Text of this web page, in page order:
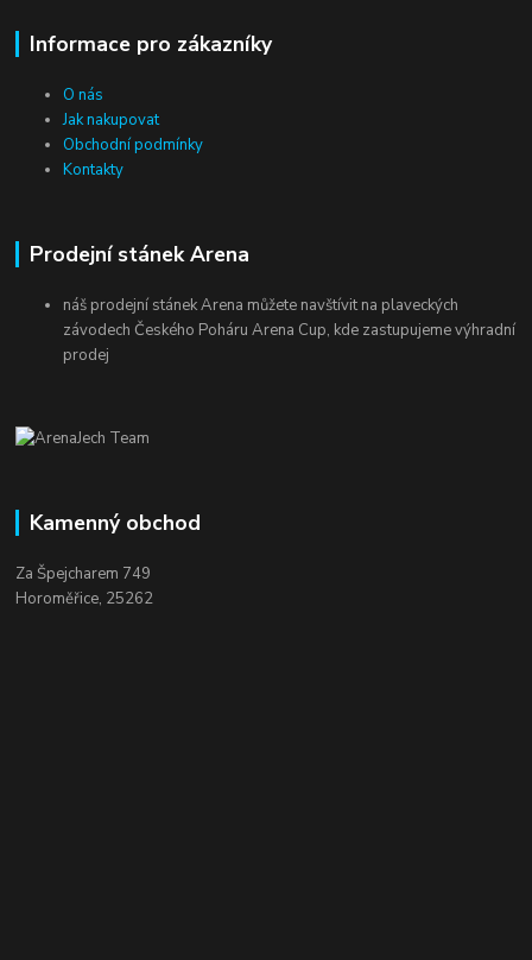
Informace pro zákazníky
O nás
Jak nakupovat
Obchodní podmínky
Kontakty
Prodejní stánek Arena
náš prodejní stánek Arena můžete navštívit na plaveckých
závodech Českého Poháru Arena Cup, kde zastupujeme výhradní
prodej
Kamenný obchod
Za Špejcharem 749
Horoměřice, 25262